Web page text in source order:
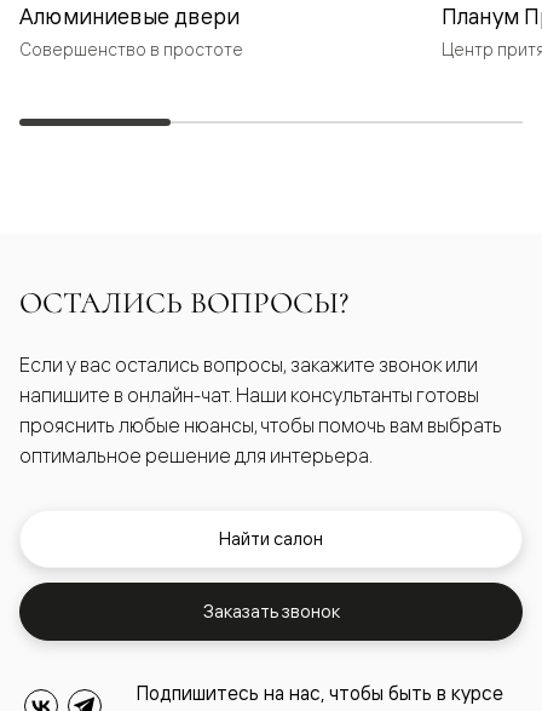
Алюминиевые двери
Совершенство в простоте
Планум
Центр
ОСТАЛИСЬ ВОПРОСЫ?
Если у вас остались вопросы, закажите звонок или
напишите в онлайн-чат. Наши консультанты готовы
прояснить любые нюансы, чтобы помочь вам выбрать
оптимальное решение для интерьера.
Найти салон
Заказать звонок
Подпишитесь на нас, чтобы быть в курсе